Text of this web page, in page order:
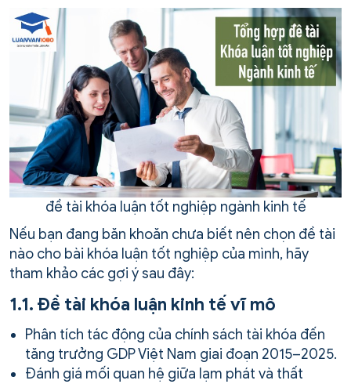
đề tài khóa luận tốt nghiệp ngành kinh tế
Nếu bạn đang băn khoăn chưa biết nên chọn đề tài
nào cho bài khóa luận tốt nghiệp của mình, hãy
tham khảo các gợi ý sau đây:
1.1. Đề tài khóa luận kinh tế vĩ mô
Phân tích tác động của chính sách tài khóa đến
tăng trưởng GDP Việt Nam giai đoạn 2015–2025.
Đánh giá mối quan hệ giữa lạm phát và thất